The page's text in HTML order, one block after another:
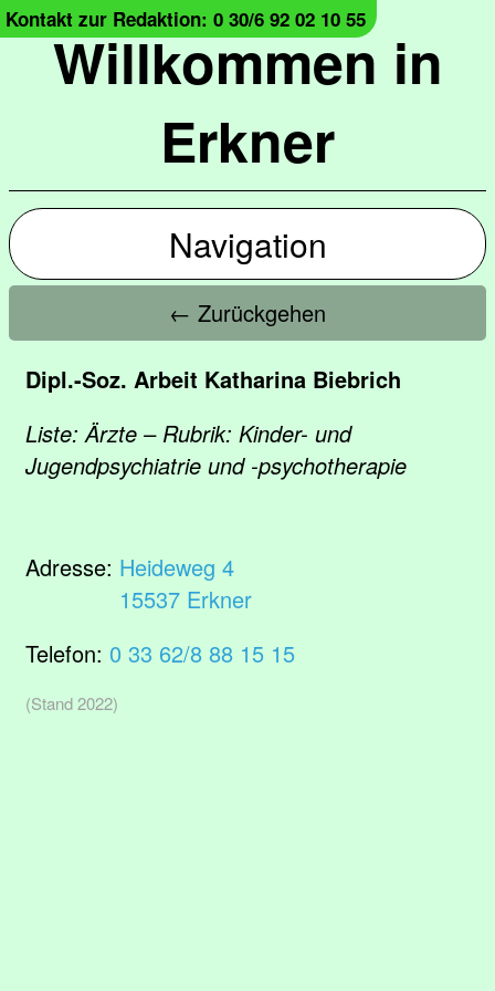
Willkommen in
Erkner
Kontakt zur Redaktion: 0 30/6 92 02 10 55
Navigation
← Zurückgehen
Dipl.-Soz. Arbeit Katharina Biebrich
Liste: Ärzte – Rubrik: Kinder- und
Jugendpsychiatrie und -psychotherapie
Adresse: Heideweg 4
15537 Erkner
Telefon: 0 33 62/8 88 15 15
(Stand 2022)